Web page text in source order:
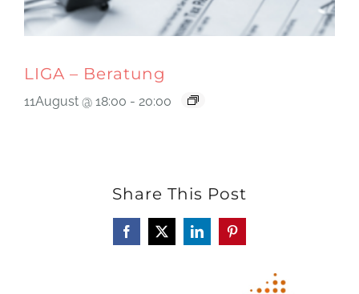
LIGA – Beratung
11August @ 18:00 - 20:00
Share This Post
Facebook
X LinkedInPinterest